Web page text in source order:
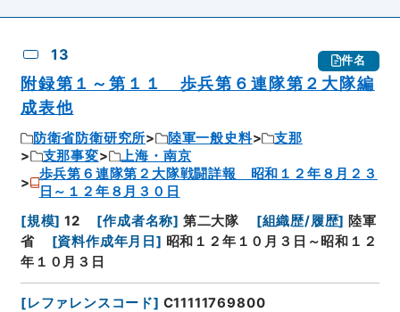
13 件名
附録第１～第１１ 歩兵第６連隊第２大隊編
成表他
防衛省防衛研究所 陸軍一般史料
支那
支那事変
上海・南京
歩兵第６連隊第２大隊戦闘詳報 昭和１２年８月２３
日～１２年８月３０日
[規模] 12 [作成者名称] 第二大隊 [組織歴/履歴] 陸軍
省
[資料作成年月日 ] 昭和１２年１０月３日～昭和１２
年１０月３日
[レファレンスコード] C11111769800